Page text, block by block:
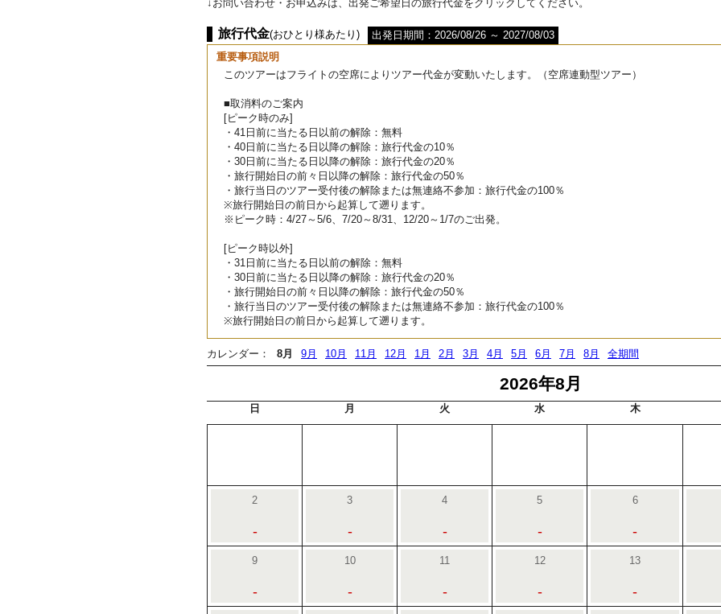
↓お問い合わせ・お申込みは、出発ご希望日の旅行代金をクリックしてください。
旅行代金(おひとり様あたり)
出発日期間：2026/08/26 ～ 2027/08/03
重要事項説明
このツアーはフライトの空席によりツアー代金が変動いたします。（空席連動型ツアー）
■取消料のご案内
[ピーク時のみ]
・41日前に当たる日以前の解除：無料
・40日前に当たる日以降の解除：旅行代金の10％
・30日前に当たる日以降の解除：旅行代金の20％
・旅行開始日の前々日以降の解除：旅行代金の50％
・旅行当日のツアー受付後の解除または無連絡不参加：旅行代金の100％
※旅行開始日の前日から起算して遡ります。
※ピーク時：4/27～5/6、7/20～8/31、12/20～1/7のご出発。
[ピーク時以外]
・31日前に当たる日以前の解除：無料
・30日前に当たる日以降の解除：旅行代金の20％
・旅行開始日の前々日以降の解除：旅行代金の50％
・旅行当日のツアー受付後の解除または無連絡不参加：旅行代金の100％
※旅行開始日の前日から起算して遡ります。
カレンダー： 8月 9月 10月 11月 12月 1月 2月 3月 4月 5月 6月 7月 8月 全期間
2026年8月
日 月 火 水 木
2
-
3
-
4
-
5
-
6
-
9
-
10
-
11
-
12
-
13
-